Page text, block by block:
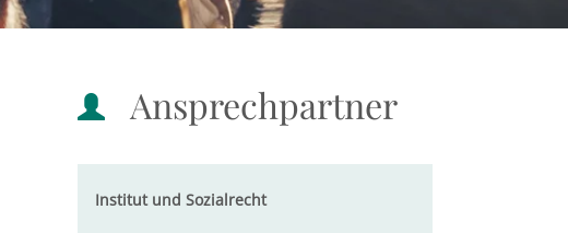
Ansprechpartner
Institut und Sozialrecht